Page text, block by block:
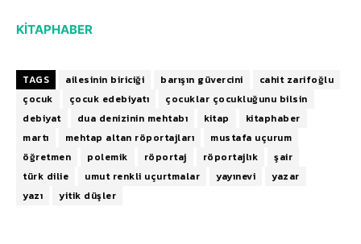
KİTAPHABER
TAGS ailesinin biriciği barışın güvercini
cahit zarifoğlu
çocuk
çocuk edebiyatı
çocuklar çocukluğunu bilsin
debiyat
dua denizinin mehtabı kitap
kitaphaber
martı
mehtap altan röportajları
mustafa uçurum
öğretmen
polemik röportaj röportajlık
şair
türk dilie
umut renkli uçurtmalar yayınevi
yazar
yazı
yitik düşler